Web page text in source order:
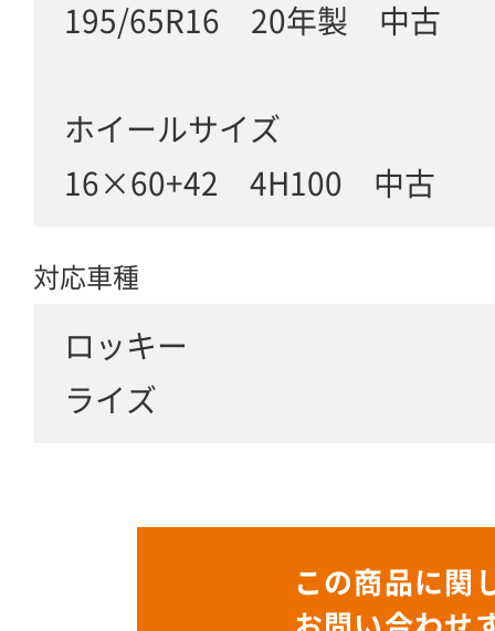
195/65R16 20年製 中古
ホイールサイズ
16×60+42 4H100 中古
対応車種
ロッキー
ライズ
この商品に関
お問い合わせ